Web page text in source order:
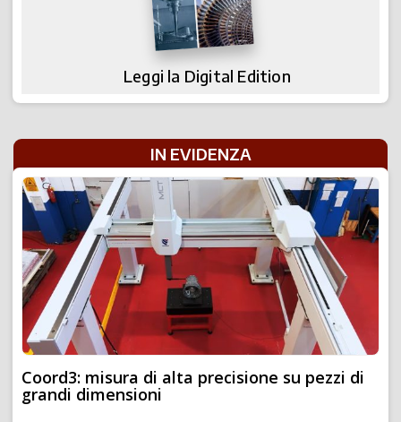
Leggi la Digital Edition
IN EVIDENZA
Coord3: misura di alta precisione su pezzi di
grandi dimensioni